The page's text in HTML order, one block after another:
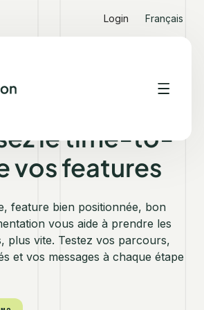
Login Français
PLATEFORMES SAAS
le time-to-
vos features
feature bien positionnée, bon
vous aide à prendre les
plus vite. Testez vos parcours,
et vos messages à chaque étape